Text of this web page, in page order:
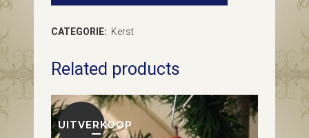
van
dun
geblazen
CATEGORIE: Kerst
Related products
UITVERKOOP